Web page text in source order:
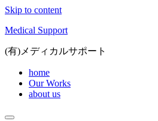
Skip to content
Medical Support
(有)メディカルサポート
home
Our Works
about us